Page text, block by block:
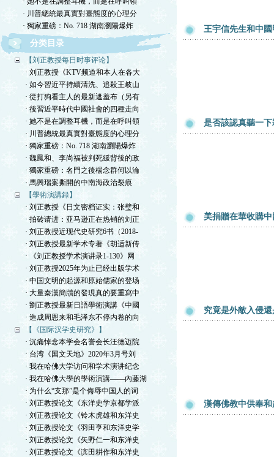
· 川普總統最真實對臺態度的心理分
· 獨家重磅：No. 718 湖南瀏陽爆炸
分类目录
【刘正教授每日时事评论】
· 刘正教授《KTV频道和本人在各大
· 如今習近平持續清洗、追殺王岐山
· 從打狗看主人的最新遮羞布（另有
· 後習近平時代中國社會的四種走向
· 她不是在調整耳機，而是在呼叫領
· 川普總統最真實對臺態度的心理分
· 獨家重磅：No. 718 湖南瀏陽爆炸
· 魏鳳和、李尚福被判死緩背後的政
· 獨家重磅：名門之後楊念群何以淪
· 馬興瑞案撕開的中南海政治裂痕
【學術演講録】
· 刘正教授《日文密档证实：张璧和
· 拍砖请进：亚马逊正在热销的刘正
· 刘正教授近现代史研究6书（2018-
· 刘正教授最新学术专著《胡适新传
· 《刘正教授学术演讲录1-130》网
· 刘正教授2025年为止已经出版学术
· 中国文明的起源和原始儒家的登场
· 大量秦漢簡牘的發現真的要重寫中
· 劉正教授最新日語學術演講《中國
· 造成周恩来和毛泽东不停内卷的向
【《国际汉学史研究》】
· 沉痛悼念本学会名誉会长汪德迈院
· 台湾《国文天地》2020年3月号刘
· 我在哈佛大学访问和学术演讲纪念
· 我在哈佛大學的學術演講——內藤湖
· 为什么“支那”是个侮辱中国人的词
· 刘正教授论文《东洋史学京都学派
· 刘正教授论文《铃木虎雄和东洋史
· 刘正教授论文《羽田亨和东洋史学
· 刘正教授论文《矢野仁一和东洋史
· 刘正教授论文《滨田耕作和东洋史
王宇信先生和中
是否該認真聽一
美捐贈在華收購
究竟是外敵入侵
漢傳佛教中供奉